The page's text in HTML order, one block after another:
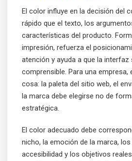
El color influye en la decisión del
rápido que el texto, los
características del producto.
impresión, refuerza el
atención y ayuda a que la interfaz
comprensible. Para una empresa,
cosa: la paleta del sitio web, el
la marca debe elegirse no de
estratégica.
El color adecuado debe
nicho, la emoción de la marca,
accesibilidad y los objetivos